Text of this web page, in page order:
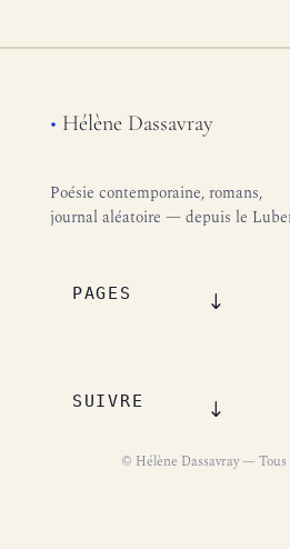
• Hélène Dassavray
Poésie contemporaine, romans,
journal aléatoire — depuis le
PAGES
SUIVRE
© Hélène Dassavray —